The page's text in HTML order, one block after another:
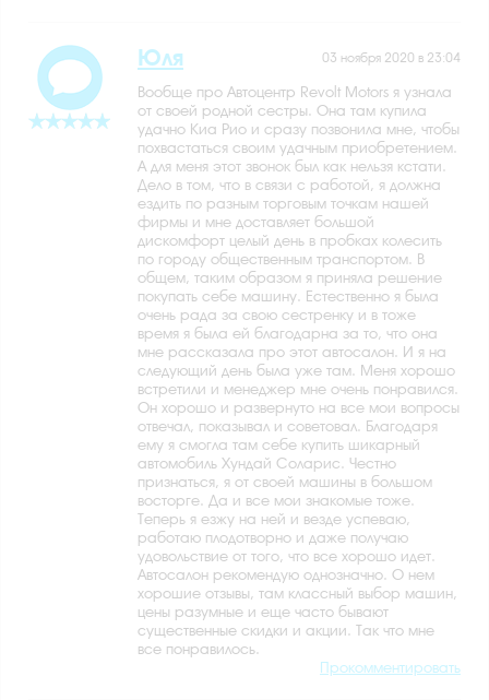
03 ноября 2020 в 23:04
Юля
Вообще про Автоцентр Revolt Motors я узнала
от своей родной сестры. Она там купила
удачно Киа Рио и сразу позвонила мне, чтобы
похвастаться своим удачным приобретением.
А для меня этот звонок был как нельзя кстати.
Дело в том, что в связи с работой, я должна
ездить по разным торговым точкам нашей
фирмы и мне доставляет большой
дискомфорт целый день в пробках колесить
по городу общественным транспортом. В
общем, таким образом я приняла решение
покупать себе машину. Естественно я была
очень рада за свою сестренку и в тоже
время я была ей благодарна за то, что она
мне рассказала про этот автосалон. И я на
следующий день была уже там. Меня хорошо
встретили и менеджер мне очень понравился.
Он хорошо и развернуто на все мои вопросы
отвечал, показывал и советовал. Благодаря
ему я смогла там себе купить шикарный
автомобиль Хундай Соларис. Честно
признаться, я от своей машины в большом
восторге. Да и все мои знакомые тоже.
Теперь я езжу на ней и везде успеваю,
работаю плодотворно и даже получаю
удовольствие от того, что все хорошо идет.
Автосалон рекомендую однозначно. О нем
хорошие отзывы, там классный выбор машин,
цены разумные и еще часто бывают
существенные скидки и акции. Так что мне
все понравилось.
Прокомментировать